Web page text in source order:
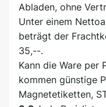
Abladen, ohne
Unter einem
beträgt der
35,--.
Kann die Ware per
kommen günstige
Magnetetiketten,